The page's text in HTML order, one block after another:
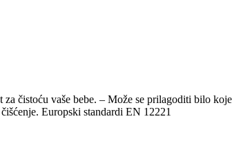
čistoću vaše bebe. – Može se prilagoditi bilo
Europski standardi EN 12221